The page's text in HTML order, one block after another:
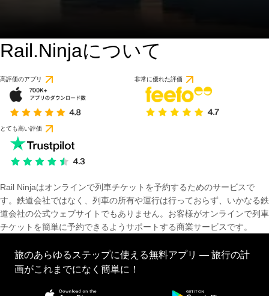
Rail.Ninjaについて
高評価のアプリ 非常に優れた評価
とても高い評価
Rail Ninjaはオンラインで列車チケットを予約するためのサービスで
す。鉄道会社ではなく、列車の所有や運行は行っておらず、いかなる鉄
道会社の公式ウェブサイトでもありません。お客様がオンラインで列車
チケットを簡単に予約できるようサポートする商業サービスです。
旅のあらゆるステップに使える無料アプリ — 旅行の計
画がこれまでになく簡単に！
42件のレビューに基